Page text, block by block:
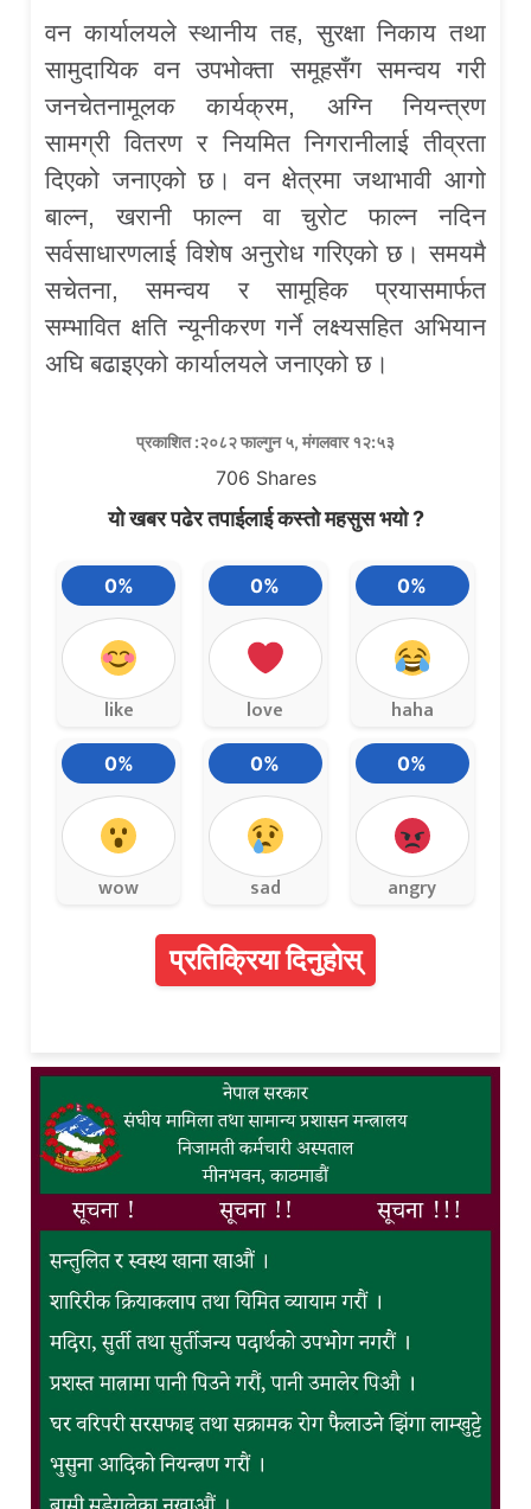
वन कार्यालयले स्थानीय तह, सुरक्षा निकाय तथा
सामुदायिक वन उपभोक्ता समूहसँग समन्वय गरी
जनचेतनामूलक कार्यक्रम, अग्नि नियन्त्रण
सामग्री वितरण र नियमित निगरानीलाई तीव्रता
दिएको जनाएको छ। वन क्षेत्रमा जथाभावी आगो
बाल्न, खरानी फाल्न वा चुरोट फाल्न नदिन
सर्वसाधारणलाई विशेष अनुरोध गरिएको छ। समयमै
सचेतना, समन्वय र सामूहिक प्रयासमार्फत
सम्भावित क्षति न्यूनीकरण गर्ने लक्ष्यसहित अभियान
अघि बढाइएको कार्यालयले जनाएको छ।
प्रकाशित :२०८२ फाल्गुन ५, मंगलवार १२:५३
706 Shares
यो खबर पढेर तपाईलाई कस्तो महसुस भयो ?
0%
like
0%
love
0%
haha
0%
wow
0%
sad
0%
angry
प्रतिक्रिया दिनुहोस्